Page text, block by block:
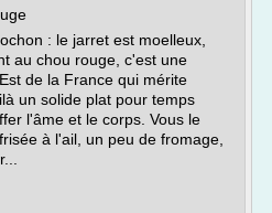
: le jarret est moelleux,
au chou rouge, c'est une
de la France qui mérite
un solide plat pour temps
l'âme et le corps. Vous le
à l'ail, un peu de fromage,